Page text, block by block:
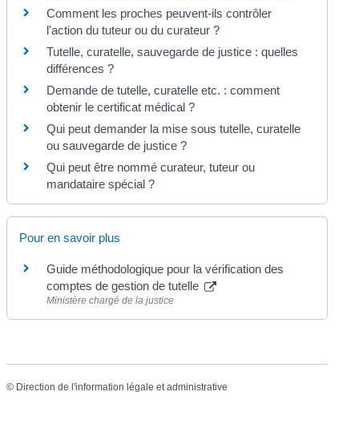
Comment les proches peuvent-ils contrôler
l'action du tuteur ou du curateur ?
Tutelle, curatelle, sauvegarde de justice : quelles
différences ?
Demande de tutelle, curatelle etc. : comment
obtenir le certificat médical ?
Qui peut demander la mise sous tutelle, curatelle
ou sauvegarde de justice ?
Qui peut être nommé curateur, tuteur ou
mandataire spécial ?
Pour en savoir plus
Guide méthodologique pour la vérification des
comptes de gestion de tutelle
Ministère chargé de la justice
© Direction de l'information légale et administrative